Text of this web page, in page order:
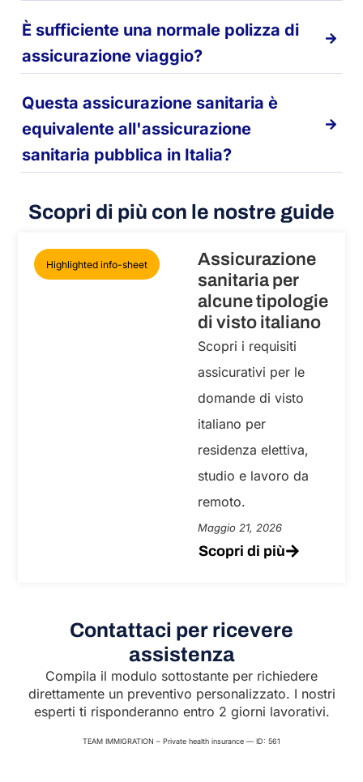
È sufficiente una normale polizza di
assicurazione viaggio?
Questa assicurazione sanitaria è
equivalente all'assicurazione
sanitaria pubblica in Italia?
Scopri di più con le nostre guide
Highlighted info-sheet
Assicurazione
sanitaria per
alcune tipologie
di visto italiano
Scopri i requisiti
assicurativi per le
domande di visto
italiano per
residenza elettiva,
studio e lavoro da
remoto.
Maggio 21, 2026
Scopri di più
Contattaci per ricevere
assistenza
Compila il modulo sottostante per richiedere
direttamente un preventivo personalizzato. I nostri
esperti ti risponderanno entro 2 giorni lavorativi.
TEAM IMMIGRATION – Private health insurance — ID: 561